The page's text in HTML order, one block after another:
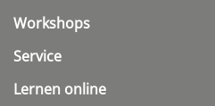
Workshops
Service
Lernen online